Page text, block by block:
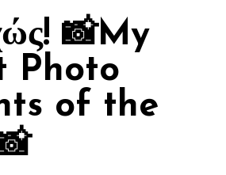
📸My
Photo
of the